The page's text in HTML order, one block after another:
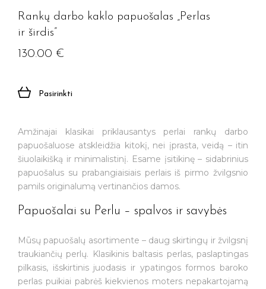
Rankų darbo kaklo papuošalas „Perlas
ir širdis”
130.00 €
Pasirinkti
Amžinajai klasikai priklausantys perlai rankų darbo
papuošaluose atskleidžia kitokį, nei įprasta, veidą – itin
šiuolaikišką ir minimalistinį. Esame įsitikinę – sidabrinius
papuošalus su prabangiaisiais perlais iš pirmo žvilgsnio
pamils originalumą vertinančios damos.
Papuošalai su Perlu – spalvos ir savybės
Mūsų papuošalų asortimente – daug skirtingų ir žvilgsnį
traukiančių perlų. Klasikinis baltasis perlas, paslaptingas
pilkasis, išskirtinis juodasis ir ypatingos formos baroko
perlas puikiai pabrėš kiekvienos moters nepakartojamą